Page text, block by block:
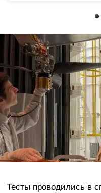
Тесты проводились в